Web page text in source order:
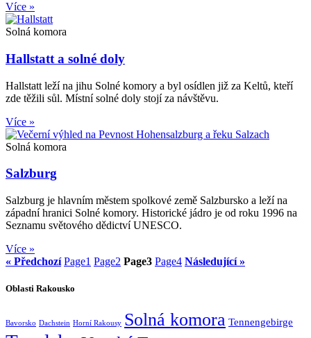
Více »
Solná komora
Hallstatt a solné doly
Hallstatt leží na jihu Solné komory a byl osídlen již za Keltů, kteří
zde těžili sůl. Místní solné doly stojí za návštěvu.
Více »
Solná komora
Salzburg
Salzburg je hlavním městem spolkové země Salzbursko a leží na
západní hranici Solné komory. Historické jádro je od roku 1996 na
Seznamu světového dědictví UNESCO.
Více »
« Předchozí Page1 Page2 Page3 Page4 Následující »
Oblasti Rakousko
Bavorsko Dachstein Horní Rakousy Solná komora Tennengebirge